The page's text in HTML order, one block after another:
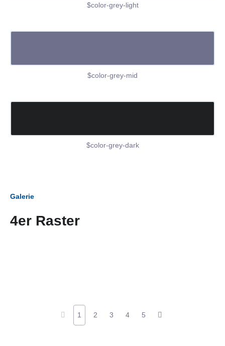
$color-grey-light
$color-grey-mid
$color-grey-dark
Galerie
4er Raster
1 2 3 4 5